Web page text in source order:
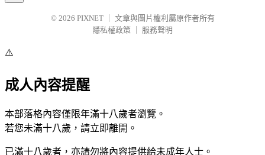
© 2026 PIXNET
文章與圖片權利屬原作者所有
隱私權政策
服務聲明
⚠️
成人內容提醒
本部落格內容僅限年滿十八歲者瀏覽。
若您未滿十八歲，請立即離開。
已滿十八歲者，亦請勿將內容提供給未成年人士。